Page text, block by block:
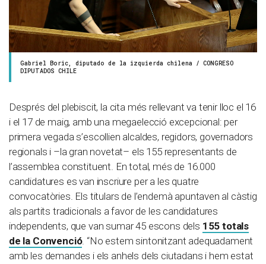
Gabriel Boric, diputado de la izquierda chilena / CONGRESO
DIPUTADOS CHILE
Després del plebiscit, la cita més rellevant va tenir lloc el 16
i el 17 de maig, amb una megaelecció excepcional: per
primera vegada s’escollien alcaldes, regidors, governadors
regionals i –la gran novetat– els 155 representants de
l’assemblea constituent. En total, més de 16.000
candidatures es van inscriure per a les quatre
convocatòries. Els titulars de l’endemà apuntaven al càstig
als partits tradicionals a favor de les candidatures
independents, que van sumar 45 escons dels 155 totals
de la Convenció. “No estem sintonitzant adequadament
amb les demandes i els anhels dels ciutadans i hem estat